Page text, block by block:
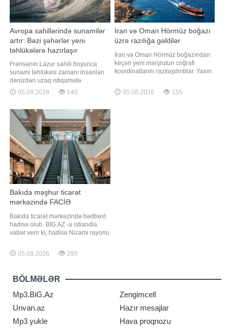
Avropa sahillərində sunamilər
artır: Bəzi şəhərlər yeni
təhlükələrə hazırlaşır
Fransanın Lazur sahili boyunca
sunami təhlükəsi zamanı insanları
dənizdən uzaq istiqamətə
yönləndirən təxminən 800
xəbərdarlıq nişanı quraşdırılıb.
"Der Spiegel" nəşri yazır. Buna
səbəb UNESCO-nun yaxın 30 il
ərzində Aralıq dənizində güclü
sunami baş verm
05.08.2026 140
İran və Oman Hörmüz boğazı
üzrə razılığa gəldilər
İran və Oman Hörmüz boğazından
keçən yeni marşrutun coğrafi
koordinatlarını razılaşdırıblar. Yaxın
bəyanat dərc oluna bilər. TASS-a
istinadən xəbər verir ki, bu barədə
05.08.2026 155
Bakıda məşhur ticarət
mərkəzində FACİƏ
Bakıda ticarət mərkəzində bədbəxt
hadisə olub. BİG.AZ -a istiandla
xəbər verir ki, hadisə Nizami rayonu
mərkəzində baş verib. Burada
çalışan şəxslərdən biri liftin
klinikalardan birinə çatdırılsa da
həyatını xilas etmək mümkün
olmayıb
05.08.2026 295
BÖLMƏLƏR
Mp3.BiG.Az
Zengimcell
Unvan.az
Hazır mesajlar
Mp3 yukle
Hava proqnozu